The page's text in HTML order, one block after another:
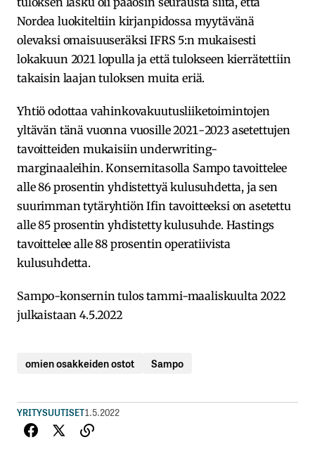
Nordea luokiteltiin kirjanpidossa myytävänä
olevaksi omaisuuseräksi IFRS 5:n mukaisesti
lokakuun 2021 lopulla ja että tulokseen kierrätettiin
takaisin laajan tuloksen muita eriä.
Yhtiö odottaa vahinkovakuutusliiketoimintojen
yltävän tänä vuonna vuosille 2021-2023 asetettujen
tavoitteiden mukaisiin underwriting-
marginaaleihin. Konsernitasolla Sampo tavoittelee
alle 86 prosentin yhdistettyä kulusuhdetta, ja sen
suurimman tytäryhtiön Ifin tavoitteeksi on asetettu
alle 85 prosentin yhdistetty kulusuhde. Hastings
tavoittelee alle 88 prosentin operatiivista
kulusuhdetta.
Sampo-konsernin tulos tammi-maaliskuulta 2022
julkaistaan 4.5.2022
omien osakkeiden ostot Sampo
YRITYSUUTISET1.5.2022